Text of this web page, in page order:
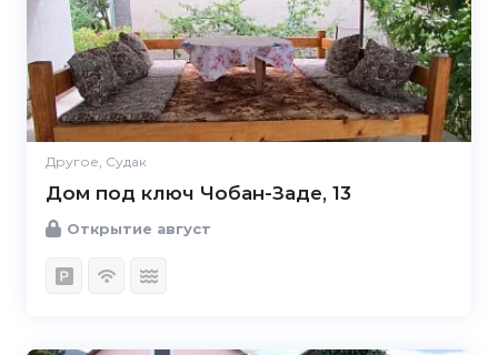
Другое, Судак
Дом под ключ Чобан-Заде, 13
Открытие август